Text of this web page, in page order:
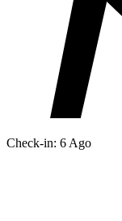
Check-in: 6 Ago